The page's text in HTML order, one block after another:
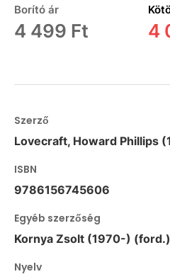
Borító ár
4 499 Ft 4
Szerző
Lovecraft, Howard Phillips
ISBN
9786156745606
Egyéb szerzőség
Kornya Zsolt (1970-) (ford.)
Nyelv